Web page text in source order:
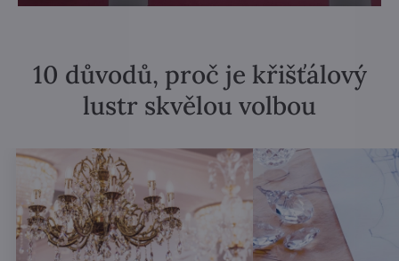
10 důvodů, proč je křišťálový
lustr skvělou volbou